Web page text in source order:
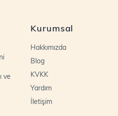
ve
Kurumsal
Hakkımızda
Blog
KVKK
Yardım
İletişim